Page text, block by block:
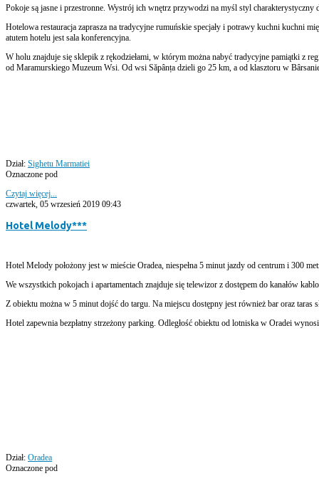
Pokoje są jasne i przestronne. Wystrój ich wnętrz przywodzi na myśl styl
Hotelowa restauracja zaprasza na tradycyjne rumuńskie specjały i potrawy kuchni
atutem hotelu jest sala konferencyjna.
W holu znajduje się sklepik z rękodziełami, w którym można nabyć tradycyjne pamiątki z
od Maramurskiego Muzeum Wsi. Od wsi Săpânța dzieli go 25 km, a od klasztoru w
Dział: Sighetu Marmatiei
Oznaczone pod
Czytaj więcej...
czwartek, 05 wrzesień 2019 09:43
Hotel Melody***
Hotel Melody położony jest w mieście Oradea, niespełna 5 minut jazdy od centrum i 300
We wszystkich pokojach i apartamentach znajduje się telewizor z dostępem do kanałów
Z obiektu można w 5 minut dojść do targu. Na miejscu dostępny jest również bar oraz taras
Hotel zapewnia bezpłatny strzeżony parking. Odległość obiektu od lotniska w Oradei
Dział: Oradea
Oznaczone pod